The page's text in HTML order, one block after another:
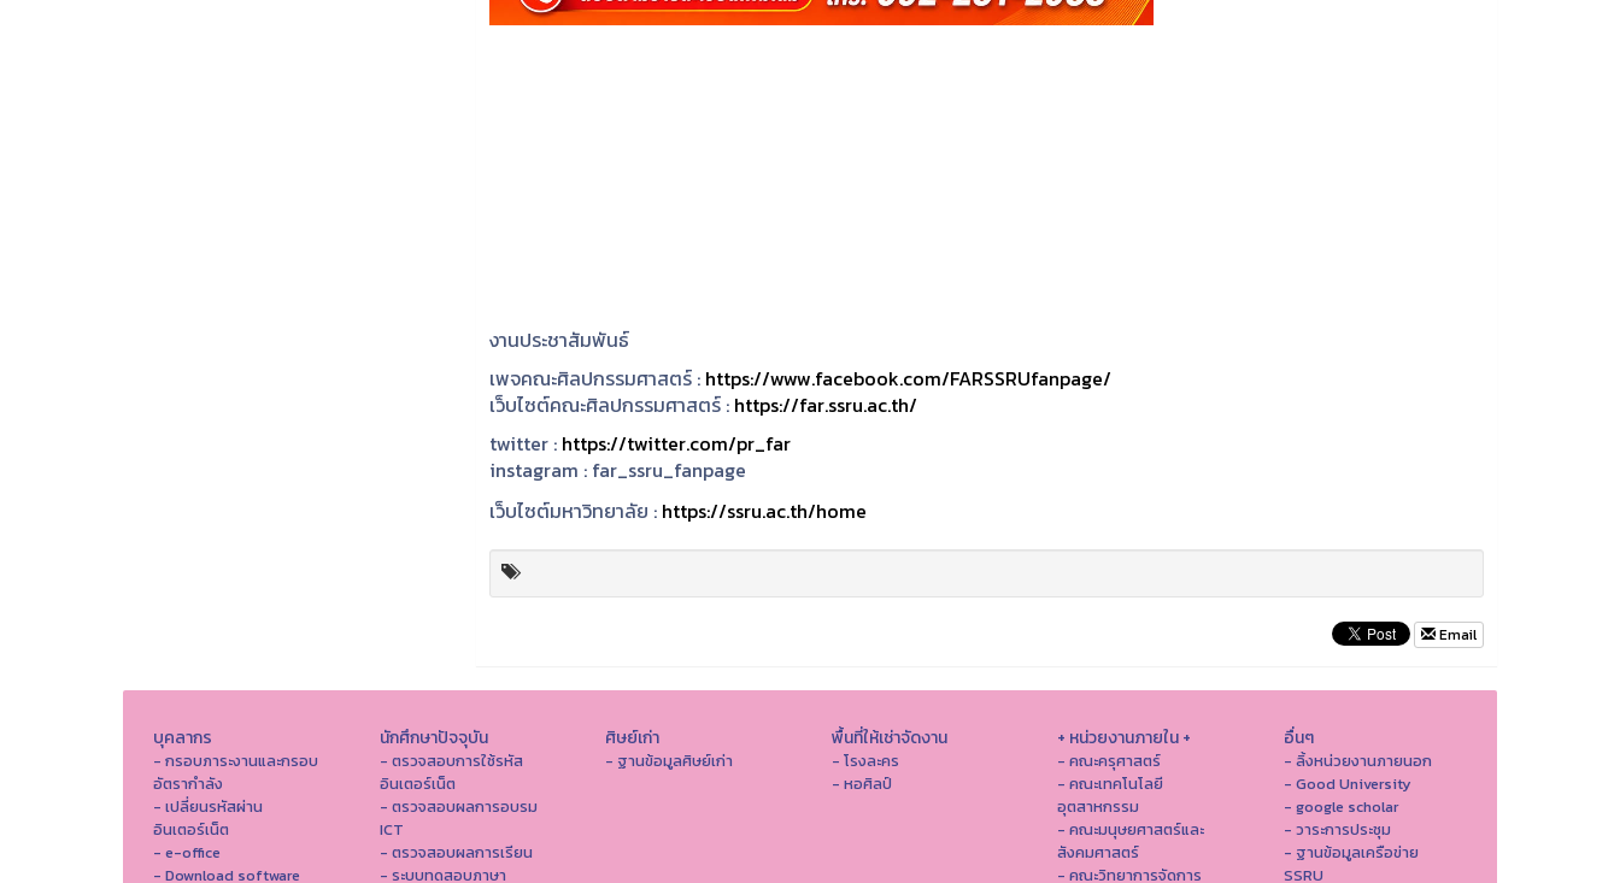
งานประชาสัมพันธ์
เพจคณะศิลปกรรมศาสตร์ : https://www.facebook.com/FARSSRUfanpage/
เว็บไซต์คณะศิลปกรรมศาสตร์ : https://far.ssru.ac.th/
twitter : https://twitter.com/pr_far
instagram : far_ssru_fanpage
เว็บไซต์มหาวิทยาลัย : https://ssru.ac.th/home
Email
บุคลากร
- กรอบภาระงานและกรอบ
อัตรากำลัง
- เปลี่ยนรหัสผ่าน
อินเตอร์เน็ต
- e-office
- Download software
นักศึกษาปัจจุบัน
- ตรวจสอบการใช้รหัส
อินเตอร์เน็ต
- ตรวจสอบผลการอบรม
ICT
- ตรวจสอบผลการเรียน
- ระบบทดสอบภาษา
ศิษย์เก่า
- ฐานข้อมูลศิษย์เก่า
พื้นที่ให้เช่าจัดงาน
- โรงละคร
- หอศิลป์
+ หน่วยงานภายใน +
- คณะครุศาสตร์
- คณะเทคโนโลยี
อุตสาหกรรม
- คณะมนุษยศาสตร์และ
สังคมศาสตร์
- คณะวิทยาการจัดการ
อื่นๆ
- ลิ้งหน่วยงานภายนอก
- Good University
- google scholar
- วาระการประชุม
- ฐานข้อมูลเครือข่าย
SSRU